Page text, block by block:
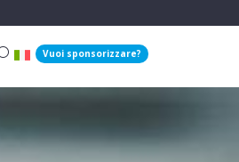
Vuoi sponsorizzare?